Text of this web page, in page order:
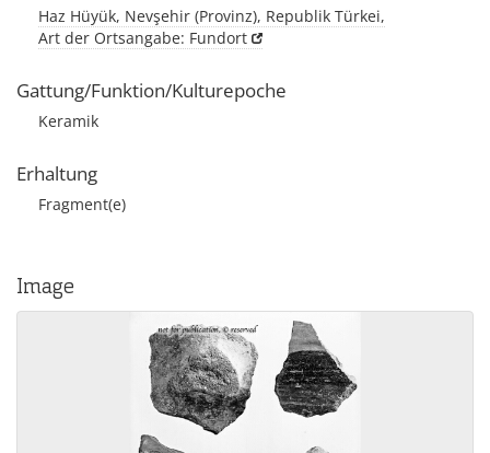
Haz Hüyük, Nevşehir (Provinz), Republik Türkei,
Art der Ortsangabe: Fundort
Gattung/Funktion/Kulturepoche
Keramik
Erhaltung
Fragment(e)
Image